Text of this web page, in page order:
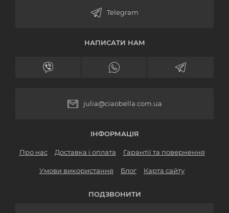
НАПИСАТИ НАМ
julia@ciaobella.com.ua
ІНФОРМАЦІЯ
Про нас Доставка і оплата Гарантії та повернення
Умови використання Блог Карта сайту
ПОДЗВОНИТИ